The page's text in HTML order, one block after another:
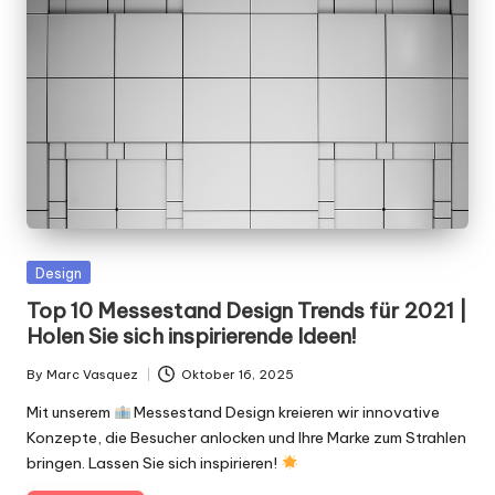
.
e
Posted
Design
Top 10 Messestand Design Trends für 2021 |
Holen Sie sich inspirierende Ideen!
Posted
by
By Marc Vasquez Oktober 16, 2025
Mit unserem
Messestand Design kreieren wir innovative
Konzepte, die Besucher anlocken und Ihre Marke zum Strahlen
bringen. Lassen Sie sich inspirieren!